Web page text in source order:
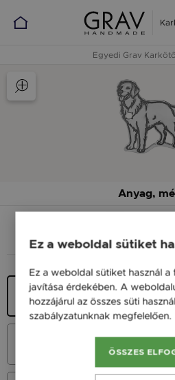
Egyedi Grav Karkötő
Anyag,
ANYAG (SZÍN)
Ezüst 925
11 900 Ft
Fehér Arany 14K
Ez a weboldal sütiket
Ez a weboldal sütiket használ a
javítása érdekében. A
hozzájárul az összes süti
szabályzatunknak megfelelően.
ÖSSZES